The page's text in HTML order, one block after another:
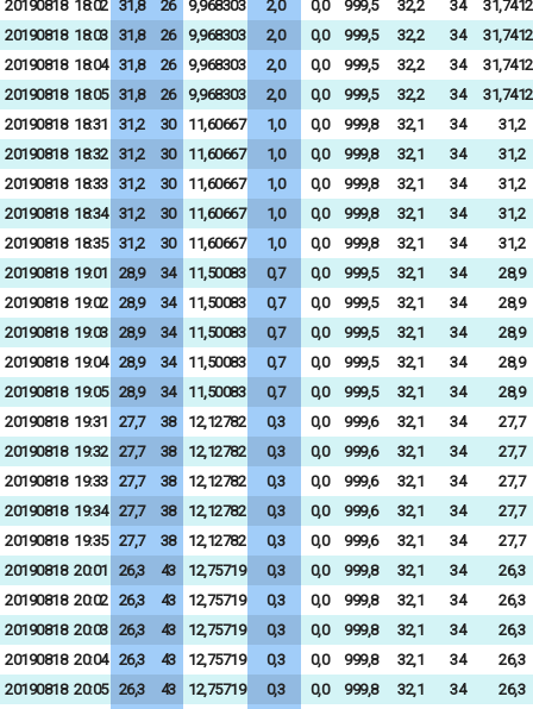
20190818 18:02 31,8 26 9,968303 2,0 0,0 999,5 32,2 34
20190818 18:03 31,8 26 9,968303 2,0 0,0 999,5 32,2 34
20190818 18:04 31,8 26 9,968303 2,0 0,0 999,5 32,2 34
20190818 18:05 31,8 26 9,968303 2,0 0,0 999,5 32,2 34
20190818 18:31 31,2 30 11,60667 1,0 0,0 999,8 32,1 34
31,2
20190818 18:32 31,2 30 11,60667 1,0 0,0 999,8 32,1 34
31,2
20190818 18:33 31,2 30 11,60667 1,0 0,0 999,8 32,1 34
31,2
20190818 18:34 31,2 30 11,60667 1,0 0,0 999,8 32,1 34
31,2
20190818 18:35 31,2 30 11,60667 1,0 0,0 999,8 32,1 34
31,2
20190818 19:01 28,9 34 11,50083 0,7 0,0 999,5 32,1 34
28,9
20190818 19:02 28,9 34 11,50083 0,7 0,0 999,5 32,1 34
28,9
20190818 19:03 28,9 34 11,50083 0,7 0,0 999,5 32,1 34
28,9
20190818 19:04 28,9 34 11,50083 0,7 0,0 999,5 32,1 34
28,9
20190818 19:05 28,9 34 11,50083 0,7 0,0 999,5 32,1 34
28,9
20190818 19:31 27,7 38 12,12782 0,3 0,0 999,6 32,1 34
27,7
20190818 19:32 27,7 38 12,12782 0,3 0,0 999,6 32,1 34
27,7
20190818 19:33 27,7 38 12,12782 0,3 0,0 999,6 32,1 34
27,7
20190818 19:34 27,7 38 12,12782 0,3 0,0 999,6 32,1 34
27,7
20190818 19:35 27,7 38 12,12782 0,3 0,0 999,6 32,1 34
27,7
20190818 20:01 26,3 43 12,75719 0,3 0,0 999,8 32,1 34
26,3
20190818 20:02 26,3 43 12,75719 0,3 0,0 999,8 32,1 34
26,3
20190818 20:03 26,3 43 12,75719 0,3 0,0 999,8 32,1 34
26,3
20190818 20:04 26,3 43 12,75719 0,3 0,0 999,8 32,1 34
26,3
20190818 20:05 26,3 43 12,75719 0,3 0,0 999,8 32,1 34
26,3